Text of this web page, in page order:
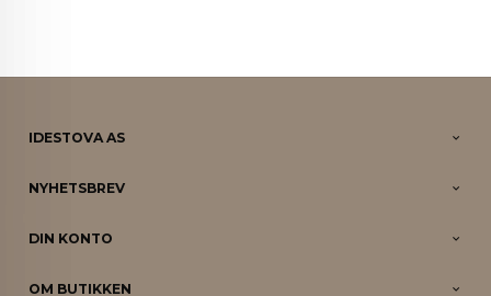
IDESTOVA AS
NYHETSBREV
DIN KONTO
OM BUTIKKEN